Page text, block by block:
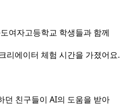
여자고등학교 학생들과 함께
리에이터 체험 시간을 가졌어요.
던 친구들이 AI의 도움을 받아